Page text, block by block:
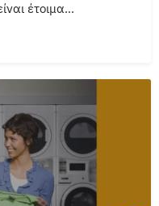
έτοιμα…